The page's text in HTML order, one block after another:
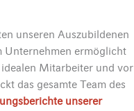
unseren Auszubildenen
Unternehmen ermöglicht
Mitarbeiter und vor
das gesamte Team des
unserer